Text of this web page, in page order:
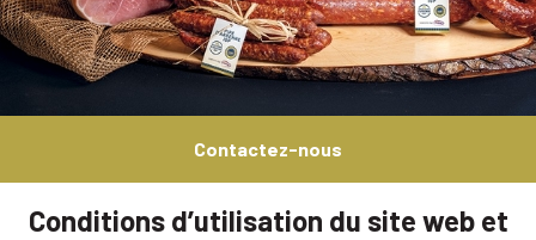
Contactez-nous
Conditions d’utilisation du site web et